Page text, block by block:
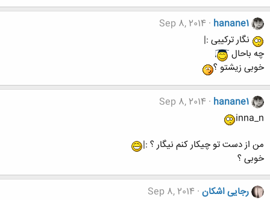
hanane1
Sep 8, 2014
نگار ترکیبی :|
چه باحال
خوبی زیشتو ؟
hanane1
Sep 8, 2014
inna_n
من از دست تو چیکار کنم نیگار ؟ :|
خوبی ؟
رجایی اشکان Sep 8, 2014